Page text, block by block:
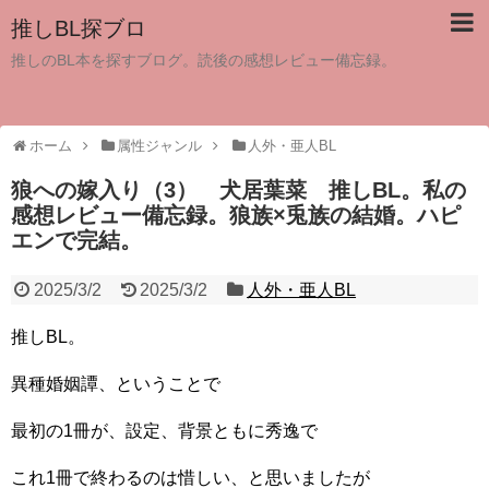
推しBL探ブロ
推しのBL本を探すブログ。読後の感想レビュー備忘録。
ホーム 属性ジャンル 人外・亜人BL
狼への嫁入り（3） 犬居葉菜 推しBL。私の
感想レビュー備忘録。狼族×兎族の結婚。ハピ
エンで完結。
2025/3/2 2025/3/2 人外・亜人BL
推しBL。
異種婚姻譚、ということで
最初の1冊が、設定、背景ともに秀逸で
これ1冊で終わるのは惜しい、と思いましたが